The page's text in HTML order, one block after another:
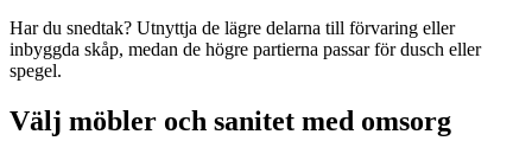
Har du snedtak? Utnyttja de lägre delarna till förvaring eller
inbyggda skåp, medan de högre partierna passar för dusch eller
spegel.
Välj möbler och sanitet med omsorg